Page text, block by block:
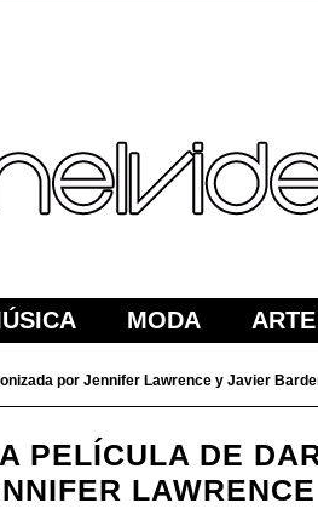
MODA
por Jennifer Lawrence y Javier
PELÍCULA DE